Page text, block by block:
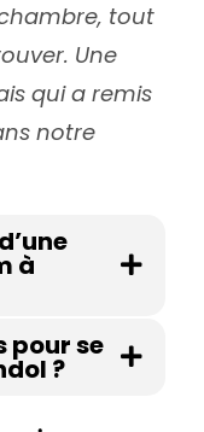
tout
Une
qui a remis
notre
à
pour se
?